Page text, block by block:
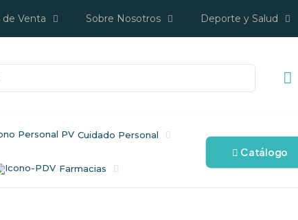
Venta Sobre Nosotros Deporte y Salud
Cuidado Personal
Farmacias
Catálogo